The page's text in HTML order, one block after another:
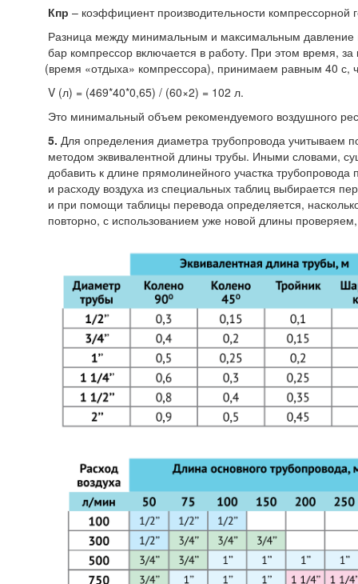
Кпр – коэффициент производительности компрессорной
Разница между минимальным и максимальным давление
бар компрессор включается в работу. При этом время,
(время «отдыха» компрессора), принимаем равным 40 с,
V (л) = (469*40*0,65) / (60×2) = 102 л.
Это минимальный объем рекомендуемого воздушного
5. Для определения диаметра трубопровода учитываем
методом эквивалентной длины трубы. Иными словами,
добавить к длине прямолинейного участка
и расходу воздуха из специальных таблиц выбирается
и при помощи таблицы перевода определяется,
повторно, с использованием уже новой длины